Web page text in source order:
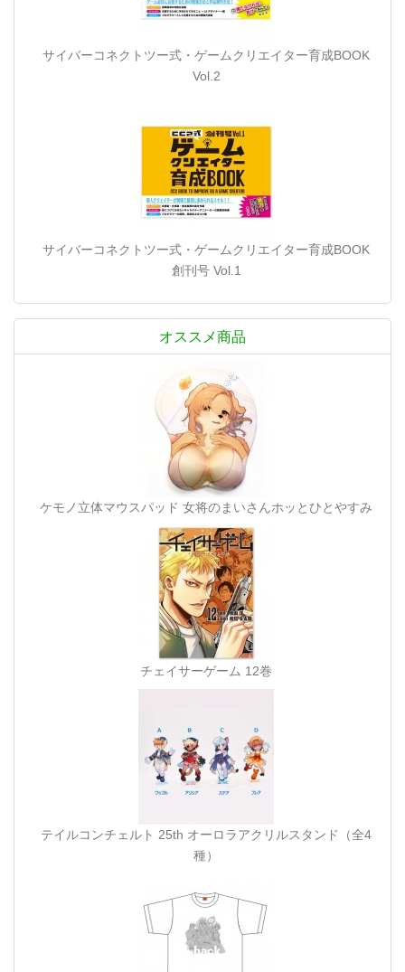
サイバーコネクトツー式・ゲームクリエイター育成BOOK
Vol.2
サイバーコネクトツー式・ゲームクリエイター育成BOOK
創刊号 Vol.1
オススメ商品
ケモノ立体マウスパッド 女将のまいさんホッとひとやすみ
チェイサーゲーム 12巻
テイルコンチェルト 25th オーロラアクリルスタンド（全4
種）